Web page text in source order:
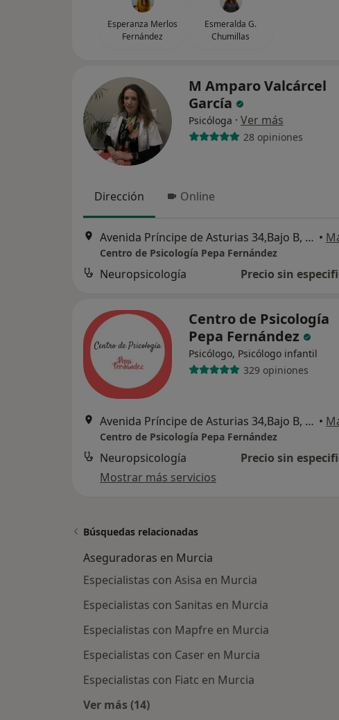
Esperanza Merlos
Fernández
Esmeralda G.
Chumillas
M Amparo Valcárcel
García
Psicóloga · Ver más
28 opiniones
Dirección Online
Avenida Príncipe de Asturias 34,Bajo B, Murcia •
Centro de Psicología Pepa Fernández
Neuropsicología Precio sin
Centro de Psicología
Pepa Fernández
Psicólogo, Psicólogo infantil
329 opiniones
Avenida Príncipe de Asturias 34,Bajo B, Murcia •
Centro de Psicología Pepa Fernández
Neuropsicología
Precio sin
Mostrar más servicios
Búsquedas relacionadas
Aseguradoras en Murcia
Especialistas con Asisa en Murcia
Especialistas con Sanitas en Murcia
Especialistas con Mapfre en Murcia
Especialistas con Caser en Murcia
Especialistas con Fiatc en Murcia
Ver más (14)